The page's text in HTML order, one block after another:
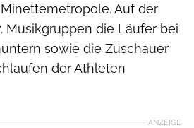
Auf der
Musikgruppen die Läufer bei
sowie die Zuschauer
der Athleten
ANZEIGE